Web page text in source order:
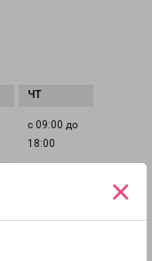
×
с 09:00 до
18:00